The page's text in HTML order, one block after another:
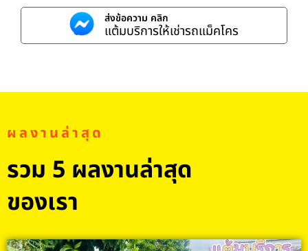
ส่งข้อความ คลิก
แต้มบริการให้เช่ารถแม็คโคร
ผลงานล่าสุด
รวม 5 ผลงานล่าสุด
ของเรา